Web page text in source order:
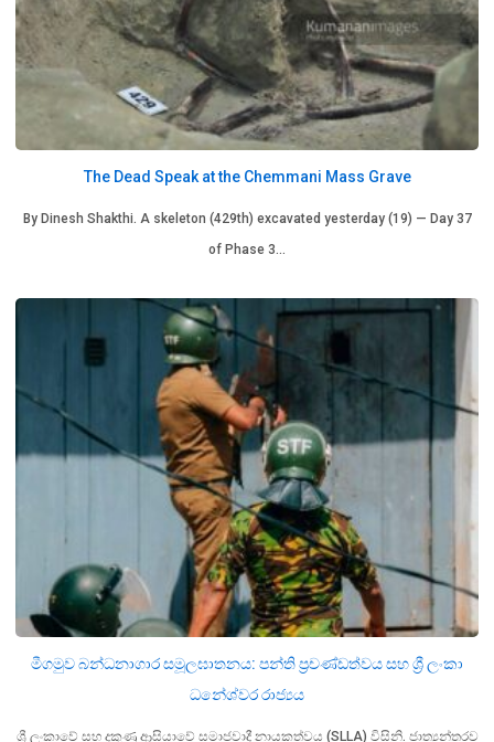
The Dead Speak at the Chemmani Mass Grave
By Dinesh Shakthi. A skeleton (429th) excavated yesterday (19) — Day 37
of Phase 3…
මීගමුව බන්ධනාගාර සමූලඝාතනය: පන්ති ප්‍රචණ්ඩත්වය සහ ශ්‍රී ලංකා
ධනේශ්වර රාජ්‍යය
ශ්‍රී ලංකාවේ සහ දකුණු ආසියාවේ සමාජවාදී නායකත්වය (SLLA) විසිනි. ජාත්‍යන්තරව